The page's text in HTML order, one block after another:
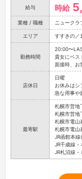
給与 時給
業種 / 職種 ニュークラ
エリア すすきの／
勤務時間
20:00〜
貴女にベス
面接時、お
店休日
日曜
お休みはシ
急な用事や
最寄駅
札幌市営地
札幌市営地
札幌市電山
札幌市電山
JR函館本
JR千歳線 -
JR札沼線 -